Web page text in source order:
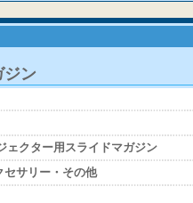
ジン
ェクター用スライドマガジン
セサリー・その他